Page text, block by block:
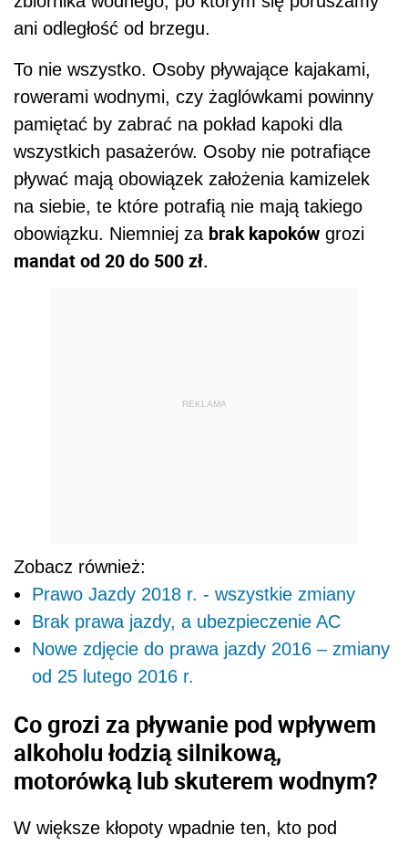
mandat od 20 do 500 zł.
REKLAMA
Nowe zdjęcie do prawa jazdy 2016 – zmiany
wpływem alkoholu zasiądzie za sterem skutera
wodnego bądź łodzi z napędem silnikowym.
Wtedy o wysokości kary zdecyduje
rejonowy. Przy czym sędzia
postanowić o odebraniu prawa jazdy. Sternik
zostanie też obciążony kosztami odholowania
sprzętu i przechowywania go. Ceny za
wspomniane usługi są ustalane indywidualnie
przez rady powiatów.